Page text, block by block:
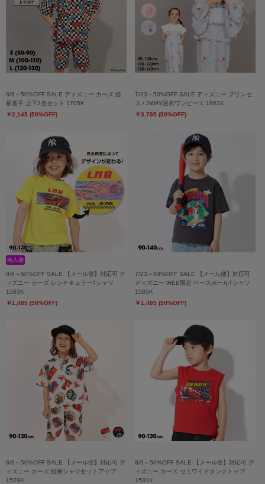
8/6～50%OFF SALE ディズニー カーズ 総
柄甚平 上下2点セット 1705K
￥2,145 (50%OFF)
7/23～50%OFF SALE ディズニー プリンセ
ス / 2WAY浴衣ワンピース 1862K
￥3,795 (50%OFF)
8/6～50%OFF SALE 【メール便】対応可 デ
ィズニー カーズ レンチキュラーTシャツ
1583K
￥1,485 (50%OFF)
7/23～50%OFF SALE 【メール便】対応可
ディズニー WEB限定 ベースボールTシャツ
1585K
￥1,485 (50%OFF)
8/6～50%OFF SALE 【メール便】対応可 デ
ィズニー カーズ 総柄シャツセットアップ
1579K
8/6～50%OFF SALE 【メール便】対応可 デ
ィズニー カーズ セミワイドタンクトップ
1581K